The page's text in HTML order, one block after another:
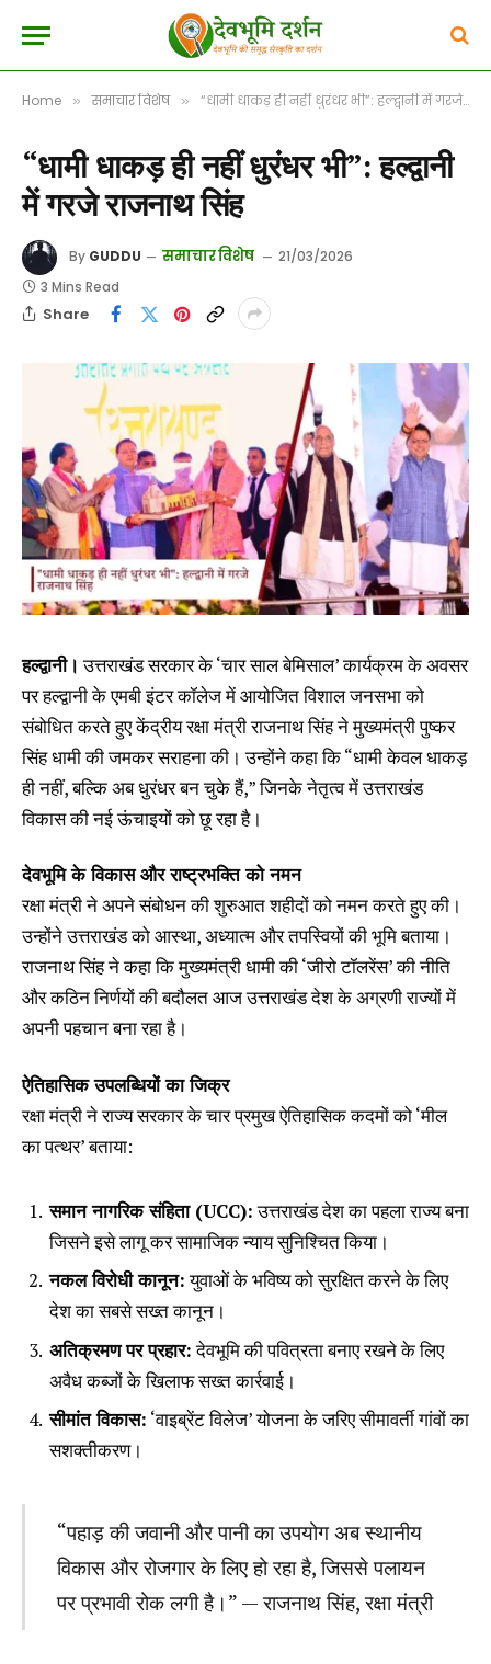
Home » समाचार विशेष » “धामी धाकड़ ही नहीं धुरंधर भी”: हल्द्वानी में गरजे राजनाथ सिंह
“धामी धाकड़ ही नहीं धुरंधर भी”: हल्द्वानी
में गरजे राजनाथ सिंह
By GUDDU समाचार विशेष
21/03/2026
3 Mins Read
Share
हल्द्वानी। उत्तराखंड सरकार के ‘चार साल बेमिसाल’ कार्यक्रम के अवसर
पर हल्द्वानी के एमबी इंटर कॉलेज में आयोजित विशाल जनसभा को
संबोधित करते हुए केंद्रीय रक्षा मंत्री राजनाथ सिंह ने मुख्यमंत्री पुष्कर
सिंह धामी की जमकर सराहना की। उन्होंने कहा कि “धामी केवल धाकड़
ही नहीं, बल्कि अब धुरंधर बन चुके हैं,” जिनके नेतृत्व में उत्तराखंड
विकास की नई ऊंचाइयों को छू रहा है।
देवभूमि के विकास और राष्ट्रभक्ति को नमन
रक्षा मंत्री ने अपने संबोधन की शुरुआत शहीदों को नमन करते हुए की।
उन्होंने उत्तराखंड को आस्था, अध्यात्म और तपस्वियों की भूमि बताया।
राजनाथ सिंह ने कहा कि मुख्यमंत्री धामी की ‘जीरो टॉलरेंस’ की नीति
और कठिन निर्णयों की बदौलत आज उत्तराखंड देश के अग्रणी राज्यों में
अपनी पहचान बना रहा है।
ऐतिहासिक उपलब्धियों का जिक्र
रक्षा मंत्री ने राज्य सरकार के चार प्रमुख ऐतिहासिक कदमों को ‘मील
का पत्थर’ बताया:
समान नागरिक संहिता (UCC):उत्तराखंड देश का पहला राज्य बना
जिसने इसे लागू कर सामाजिक न्याय सुनिश्चित किया।
नकल विरोधी कानून:युवाओं के भविष्य को सुरक्षित करने के लिए
देश का सबसे सख्त कानून।
अतिक्रमण पर प्रहार:देवभूमि की पवित्रता बनाए रखने के लिए
अवैध कब्जों के खिलाफ सख्त कार्रवाई।
सीमांत विकास: ‘वाइब्रेंट विलेज’ योजना के जरिए सीमावर्ती गांवों का
सशक्तीकरण।
“पहाड़ की जवानी और पानी का उपयोग अब स्थानीय
विकास और रोजगार के लिए हो रहा है, जिससे पलायन
पर प्रभावी रोक लगी है।” — राजनाथ सिंह, रक्षा मंत्री